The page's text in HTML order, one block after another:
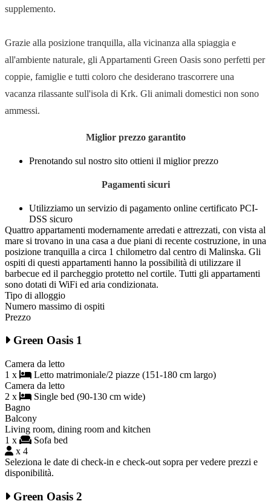
supplemento.
Grazie alla posizione tranquilla, alla vicinanza alla spiaggia e
all'ambiente naturale, gli Appartamenti Green Oasis sono perfetti per
coppie, famiglie e tutti coloro che desiderano trascorrere una
vacanza rilassante sull'isola di Krk. Gli animali domestici non sono
ammessi.
Miglior prezzo garantito
Prenotando sul nostro sito ottieni il miglior prezzo
Pagamenti sicuri
Utilizziamo un servizio di pagamento online certificato PCI-
DSS sicuro
Quattro appartamenti modernamente arredati e attrezzati, con vista al
mare si trovano in una casa a due piani di recente costruzione, in una
posizione tranquilla a circa 1 chilometro dal centro di Malinska. Gli
ospiti di questi appartamenti hanno la possibilità di utilizzare il
barbecue ed il parcheggio protetto nel cortile. Tutti gli appartamenti
sono dotati di WiFi ed aria condizionata.
Tipo di alloggio
Numero massimo di ospiti
Prezzo
Green Oasis 1
Camera da letto
1 x
Letto matrimoniale/2 piazze (151-180 cm largo)
Camera da letto
2 x
Single bed (90-130 cm wide)
Bagno
Balcony
Living room, dining room and kitchen
1 x
Sofa bed
x 4
Seleziona le date di check-in e check-out sopra per vedere prezzi e
disponibilità.
Green Oasis 2